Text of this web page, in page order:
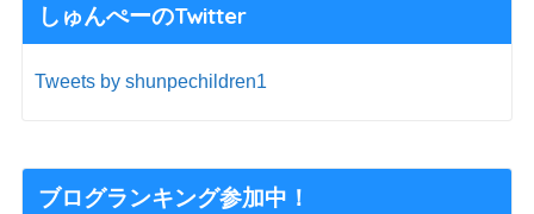
しゅんぺーのTwitter
Tweets by shunpechildren1
ブログランキング参加中！